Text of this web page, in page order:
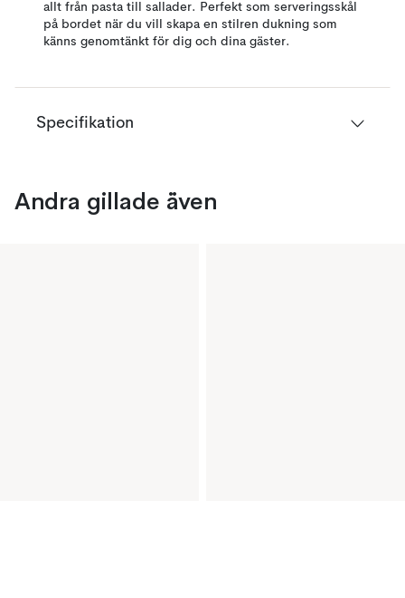
allt från pasta till sallader. Perfekt som serveringsskål
på bordet när du vill skapa en stilren dukning som
känns genomtänkt för dig och dina gäster.
Specifikation
Andra gillade även